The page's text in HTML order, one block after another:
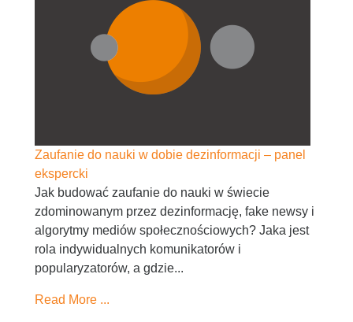
Zaufanie do nauki w dobie dezinformacji – panel
ekspercki
Jak budować zaufanie do nauki w świecie
zdominowanym przez dezinformację, fake newsy i
algorytmy mediów społecznościowych? Jaka jest
rola indywidualnych komunikatorów i
popularyzatorów, a gdzie...
Read More ...